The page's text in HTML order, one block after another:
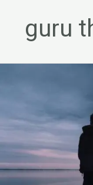
guru